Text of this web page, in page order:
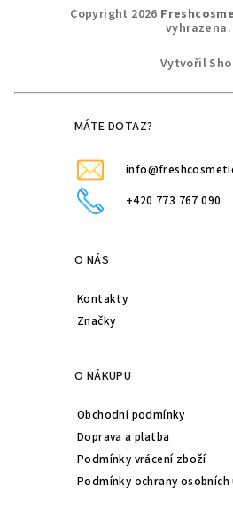
l
á
d
a
c
v
k
Copyright 2026
vyhrazena.
Vytvořil
MÁTE DOTAZ?
+420 773 767 090
O NÁS
Kontakty
Značky
O NÁKUPU
Obchodní podmínky
Doprava a platba
Podmínky vrácení zboží
Podmínky ochrany osobních